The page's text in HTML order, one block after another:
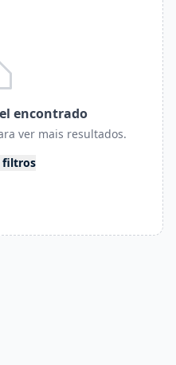
encontrado
ver mais resultados.
filtros